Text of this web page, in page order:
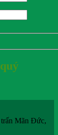
Mãn Đức,